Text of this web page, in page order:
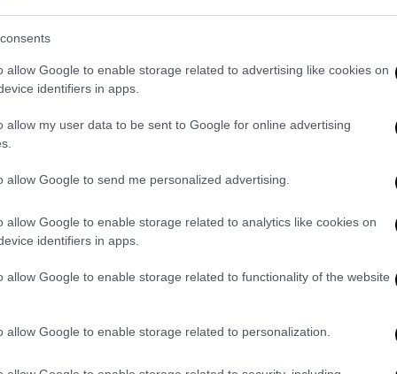
allow Google to enable storage related to advertising like cookies on
identifiers in apps.
allow my user data to be sent to Google for online advertising
allow Google to send me personalized advertising.
allow Google to enable storage related to analytics like cookies on
identifiers in apps.
allow Google to enable storage related to functionality of the website
allow Google to enable storage related to personalization.
για τα περισσότερα από τα πιο ωραία
μουσικής τα τελευταία τριάντα χρόνια.
μέχρι και σήμερα που διανύει πια την
και πολυσχιδούς σόλο πορείας.
Μύρια Κύματα
που τολμά διαρκώς να
τώρα έχει την δυνατότητα να
θαυμάζει πολύ και από πολύ μικρός.
από τη θάλασσα»
λόγια" δεν χρειαζόμουν
να ακούω πολλή ξένη μουσική. Η υψηλή
μου συγκροτήματα άλλαξε την
μέσα σε ένα τραγούδι, αλλά ακόμη και